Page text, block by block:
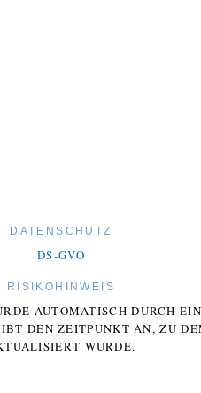
DATENSCHUTZ
DS-GVO
RISIKOHINWEIS
AUTOMATISCH DURCH
DEN ZEITPUNKT AN, ZU
WURDE.